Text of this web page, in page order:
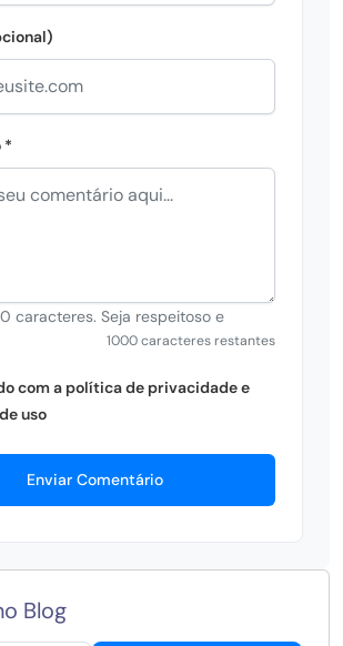
*
caracteres. Seja respeitoso e
1000 caracteres restantes
com a política de privacidade e
uso
Enviar Comentário
Blog